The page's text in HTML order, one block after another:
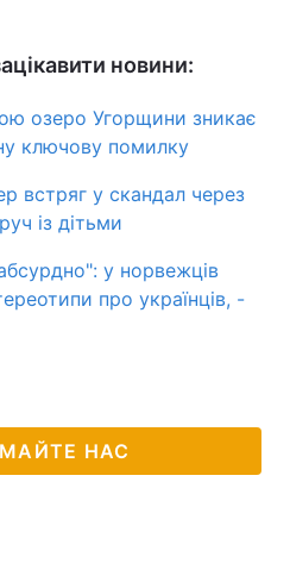
новини:
озеро Угорщини зникає
ключову помилку
встряг у скандал через
із дітьми
у норвежців
про українців, -
НАС